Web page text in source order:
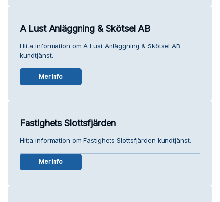
A Lust Anläggning & Skötsel AB
Hitta information om A Lust Anläggning & Skötsel AB
kundtjänst.
Mer info
Fastighets Slottsfjärden
Hitta information om Fastighets Slottsfjärden kundtjänst.
Mer info